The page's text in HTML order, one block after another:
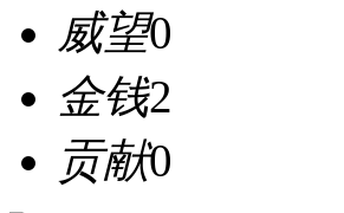
威望0
金钱2
贡献0